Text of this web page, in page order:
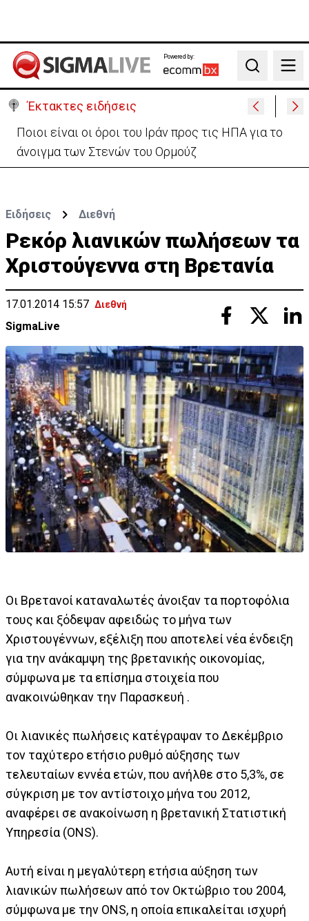
Powered by:
Search
Έκτακτες ειδήσεις
Υψηλές οι θερμοκρασίες με αυξημένη υγρασία
-«Στα παράλια είναι δύσκολα»
Ειδήσεις Διεθνή
Ρεκόρ λιανικών πωλήσεων τα
Χριστούγεννα στη Βρετανία
17.01.2014 15:57 Διεθνή
SigmaLive
Οι Βρετανοί καταναλωτές άνοιξαν τα πορτοφόλια
τους και ξόδεψαν αφειδώς το μήνα των
Χριστουγέννων, εξέλιξη που αποτελεί νέα ένδειξη
για την ανάκαμψη της βρετανικής οικονομίας,
σύμφωνα με τα επίσημα στοιχεία που
ανακοινώθηκαν την Παρασκευή .
Οι λιανικές πωλήσεις κατέγραψαν το Δεκέμβριο
τον ταχύτερο ετήσιο ρυθμό αύξησης των
τελευταίων εννέα ετών, που ανήλθε στο 5,3%, σε
σύγκριση με τον αντίστοιχο μήνα του 2012,
αναφέρει σε ανακοίνωση η βρετανική Στατιστική
Υπηρεσία (ONS).
Αυτή είναι η μεγαλύτερη ετήσια αύξηση των
λιανικών πωλήσεων από τον Οκτώβριο του 2004,
σύμφωνα με την ONS, η οποία επικαλείται ισχυρή